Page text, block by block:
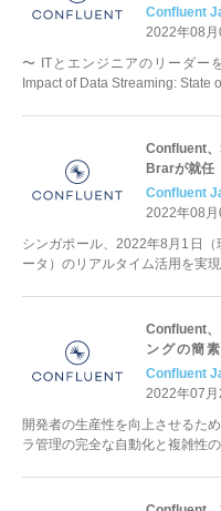
Confluent
2022年08
〜 ITとエンジニアのリーダー
Impact of Data Streaming: State
Confluent
Brarが就任
Confluent
2022年08
シンガポール、2022年8月1日
ータ）のリアルタイム活用を実
Confluent、
ングの簡
Terraform
Confluent
2022年07
開発者の生産性を向上させるた
ラ管理の完全な自動化と複雑性